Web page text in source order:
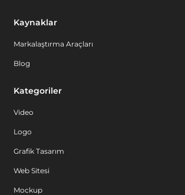
Kaynaklar
Markalaştırma Araçları
Blog
Kategoriler
Video
Logo
Grafik Tasarım
Web Sitesi
Mockup